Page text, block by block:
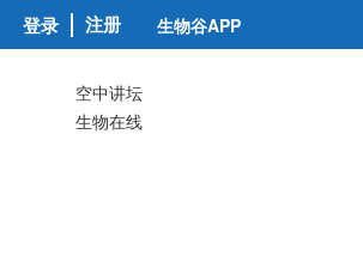
登录 注册 生物谷APP
空中讲坛
生物在线